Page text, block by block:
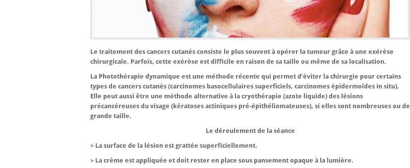
Le traitement des cancers cutanés consiste le plus souvent à opérer la tumeur grâce à une exérèse
chirurgicale. Parfois, cette exérèse est difficile en raison de sa taille ou même de sa localisation.
La Photothérapie dynamique est une méthode récente qui permet d’éviter la chirurgie pour certains
types de cancers cutanés (carcinomes basocellulaires superficiels, carcinomes épidermoïdes in situ).
Elle peut aussi être une méthode alternative à la cryothérapie (azote liquide) des lésions
précancéreuses du visage (kératoses actiniques pré-épithéliomateuses), si elles sont nombreuses ou de
grande taille.
Le déroulement de la séance
> La surface de la lésion est grattée superficiellement.
> La crème est appliquée et doit rester en place sous pansement opaque à la lumière.